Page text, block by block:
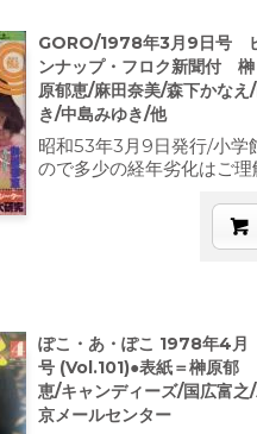
GORO/1978年3月9日号
ンナップ・フロク新聞付 榊
原郁恵/麻田奈美/森下かな
き/中島みゆき/他
昭和53年3月9日発行/小学
ので多少の経年劣化はご理
ぽこ・あ・ぽこ 1978年4月
号 (Vol.101)●表紙＝榊原郁
恵/キャンディーズ/国広富之
京メールセンター